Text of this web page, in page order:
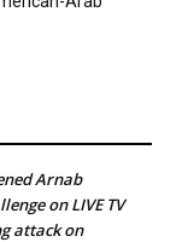
Arnab
on LIVE TV
attack on